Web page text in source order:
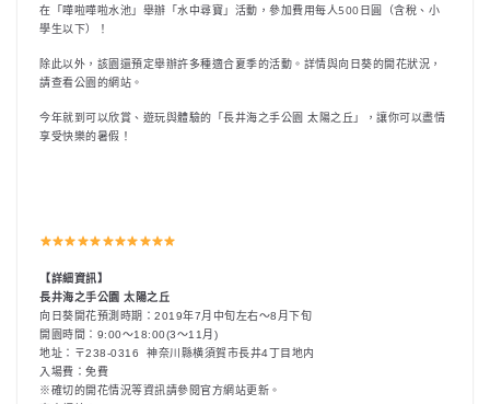
在「嘩啦嘩啦水池」舉辦「水中尋寶」活動，參加費用每人500日圓（含稅、小
學生以下）！
除此以外，該園還預定舉辦許多種適合夏季的活動。詳情與向日葵的開花狀況，
請查看公園的網站。
今年就到可以欣賞、遊玩與體驗的「長井海之手公園 太陽之丘」，讓你可以盡情
享受快樂的暑假！
【詳細資訊】
長井海之手公園 太陽之丘
向日葵開花預測時期：2019年7月中旬左右～8月下旬
開園時間：9:00～18:00(3～11月)
地址：〒238-0316 神奈川縣横須賀市長井4丁目地内
入場費：免費
※確切的開花情況等資訊請參閱官方網站更新。